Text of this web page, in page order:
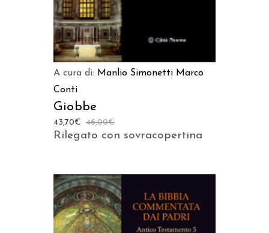
A cura di: Manlio Simonetti Marco
Conti
Giobbe
46,00€
43,70€
Rilegato con sovracopertina